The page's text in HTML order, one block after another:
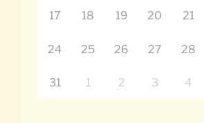
17 18 19 20 21
24 25 26 27 28
31 1 2 3 4